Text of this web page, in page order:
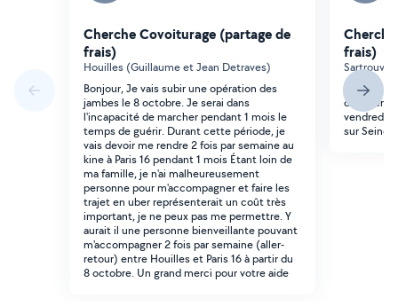
Cherche Covoiturage (partage de
frais)
Houilles (Guillaume et Jean Detraves)
Bonjour, Je vais subir une opération des
jambes le 8 octobre. Je serai dans
l'incapacité de marcher pendant 1 mois le
temps de guérir. Durant cette période, je
vais devoir me rendre 2 fois par semaine au
kine à Paris 16 pendant 1 mois Étant loin de
ma famille, je n'ai malheureusement
personne pour m'accompagner et faire les
trajet en uber représenterait un coût très
important, je ne peux pas me permettre. Y
aurait il une personne bienveillante pouvant
m'accompagner 2 fois par semaine (aller-
retour) entre Houilles et Paris 16 à partir du
8 octobre. Un grand merci pour votre aide
frais)
Bonjour,
déposer 4
vendredi
sur Seine